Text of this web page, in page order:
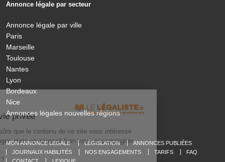
Le Légaliste
respecte votre vie privée
On a attendu d'être sûrs que le contenu de ce site vous intéresse
avant de vous déranger, mais on aimerait bien vous accompagner
pendant votre visite...
C'est OK pour vous ?
Annonce légale par secteur
Annonce légale par ville
Paris
Marseille
Toulouse
Nantes
Lyon
Bordeaux
Nice
Annonces légales nouvelles régions
MON ANNONCE LEGALE LÉGISLATION
ANNONCES PUBLIÉES
JOURNAUX HABILITÉS
NOS ENGAGEMENTS TARIFS
FAQ